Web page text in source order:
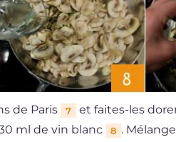
de Paris 7
et faites-les
ml de vin blanc
8 .